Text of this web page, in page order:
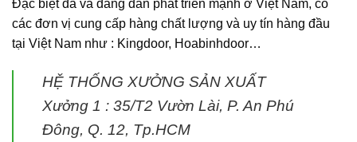
Đặc biệt đã và đang dần phát triển mạnh ở Việt Nam, có
các đơn vị cung cấp hàng chất lượng và uy tín hàng đầu
tại Việt Nam như : Kingdoor, Hoabinhdoor…
HỆ THỐNG XƯỞNG SẢN XUẤT
Xưởng 1 : 35/T2 Vườn Lài, P. An Phú
Đông, Q. 12, Tp.HCM